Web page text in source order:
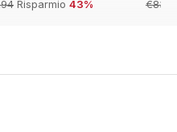
Risparmio 43%